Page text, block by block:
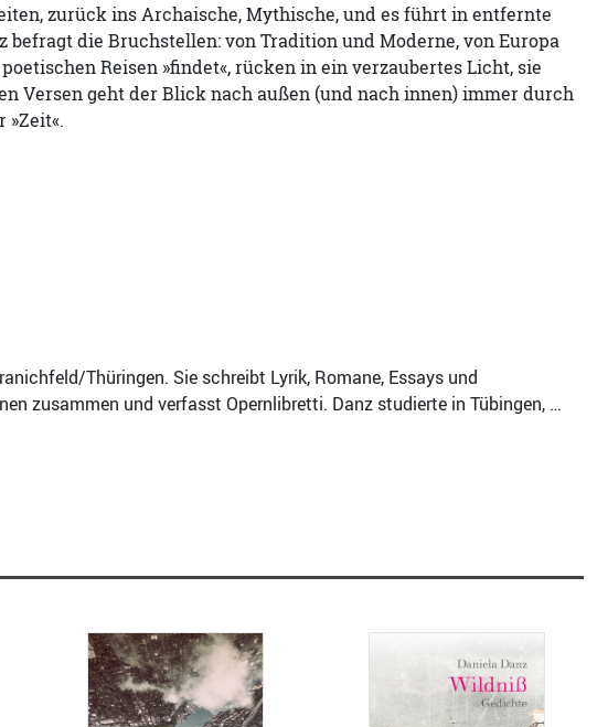
zurück ins Archaische, Mythische, und es führt in entfernte
die Bruchstellen: von Tradition und Moderne, von Europa
Reisen »findet«, rücken in ein verzaubertes Licht, sie
Versen geht der Blick nach außen (und nach innen) immer durch
»Zeit«.
Thüringen. Sie schreibt Lyrik, Romane, Essays und
zusammen und verfasst Opernlibretti. Danz studierte in Tübingen, …